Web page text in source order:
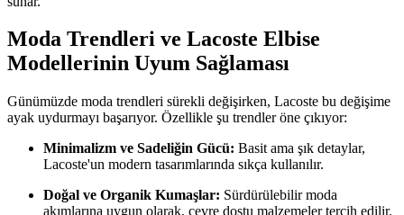
Moda Trendleri ve Lacoste Elbise
Modellerinin Uyum Sağlaması
Günümüzde moda trendleri sürekli değişirken, Lacoste bu değişime
ayak uydurmayı başarıyor. Özellikle şu trendler öne çıkıyor:
Minimalizm ve Sadeliğin Gücü: Basit ama şık detaylar,
Lacoste'un modern tasarımlarında sıkça kullanılır.
Doğal ve Organik Kumaşlar: Sürdürülebilir moda
akımlarına uygun olarak, çevre dostu malzemeler tercih edilir.